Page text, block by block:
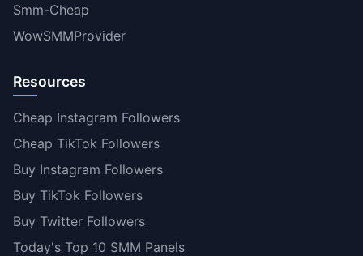
Smm-Cheap
WowSMMProvider
Resources
Cheap Instagram Followers
Cheap TikTok Followers
Buy Instagram Followers
Buy TikTok Followers
Buy Twitter Followers
Today's Top 10 SMM Panels